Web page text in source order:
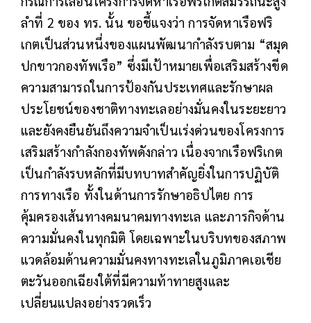
ลำที่ 2 ของ ทร. นั้น ขอชี้แจงว่า การจัดหาเรือฟริ
เกตเป็นส่วนหนึ่งของแผนพัฒนากำลังรบตาม “สมุด
ปกขาวกองทัพเรือ” ซึ่งมีเป้าหมายเพื่อเสริมสร้างขีด
ความสามารถในการป้องกันประเทศและรักษาผล
ประโยชน์ของชาติทางทะเลอย่างมั่นคงในระยะยาว
และยังคงยืนยันถึงความจำเป็นเร่งด่วนของโครงการ
เสริมสร้างกำลังกองทัพดังกล่าว เนื่องจากเรือฟริเกต
เป็นกำลังรบหลักที่มีบทบาทสำคัญยิ่งในการปฏิบัติ
การทางเรือ ทั้งในด้านการรักษาอธิปไตย การ
คุ้มครองเส้นทางคมนาคมทางทะเล และภารกิจด้าน
ความมั่นคงในทุกมิติ โดยเฉพาะในบริบทของสภาพ
แวดล้อมด้านความมั่นคงทางทะเลในภูมิภาคเอเชีย
ตะวันออกเฉียงใต้ที่มีความท้าทายสูงและ
เปลี่ยนแปลงอย่างรวดเร็ว